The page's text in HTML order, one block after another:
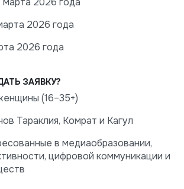
2026 года
2026 года
ЗАЯВКУ?
(16–35+)
Тараклия, Комрат и Кагул
в медиаобразовании,
цифровой коммуникации и